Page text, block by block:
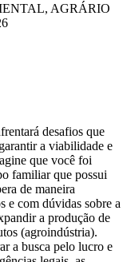
AGRÁRIO
desafios que
a viabilidade e
que você foi
familiar que possui
de maneira
e com dúvidas sobre a
a produção de
(agroindústria).
a busca pelo lucro e